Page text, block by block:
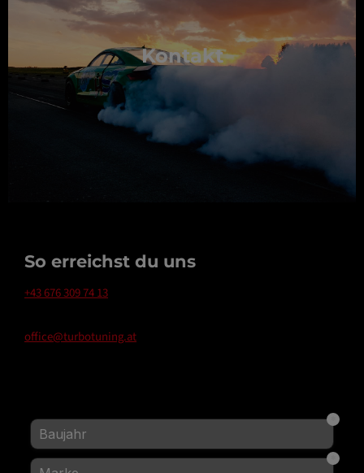
Kontakt
So erreichst du uns
+43 676 309 74 13
office@turbotuning.at